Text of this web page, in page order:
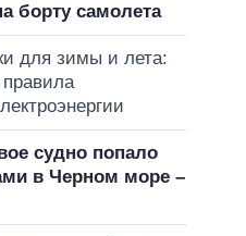
борту самолета
для зимы и лета:
судно попало
в Черном море –